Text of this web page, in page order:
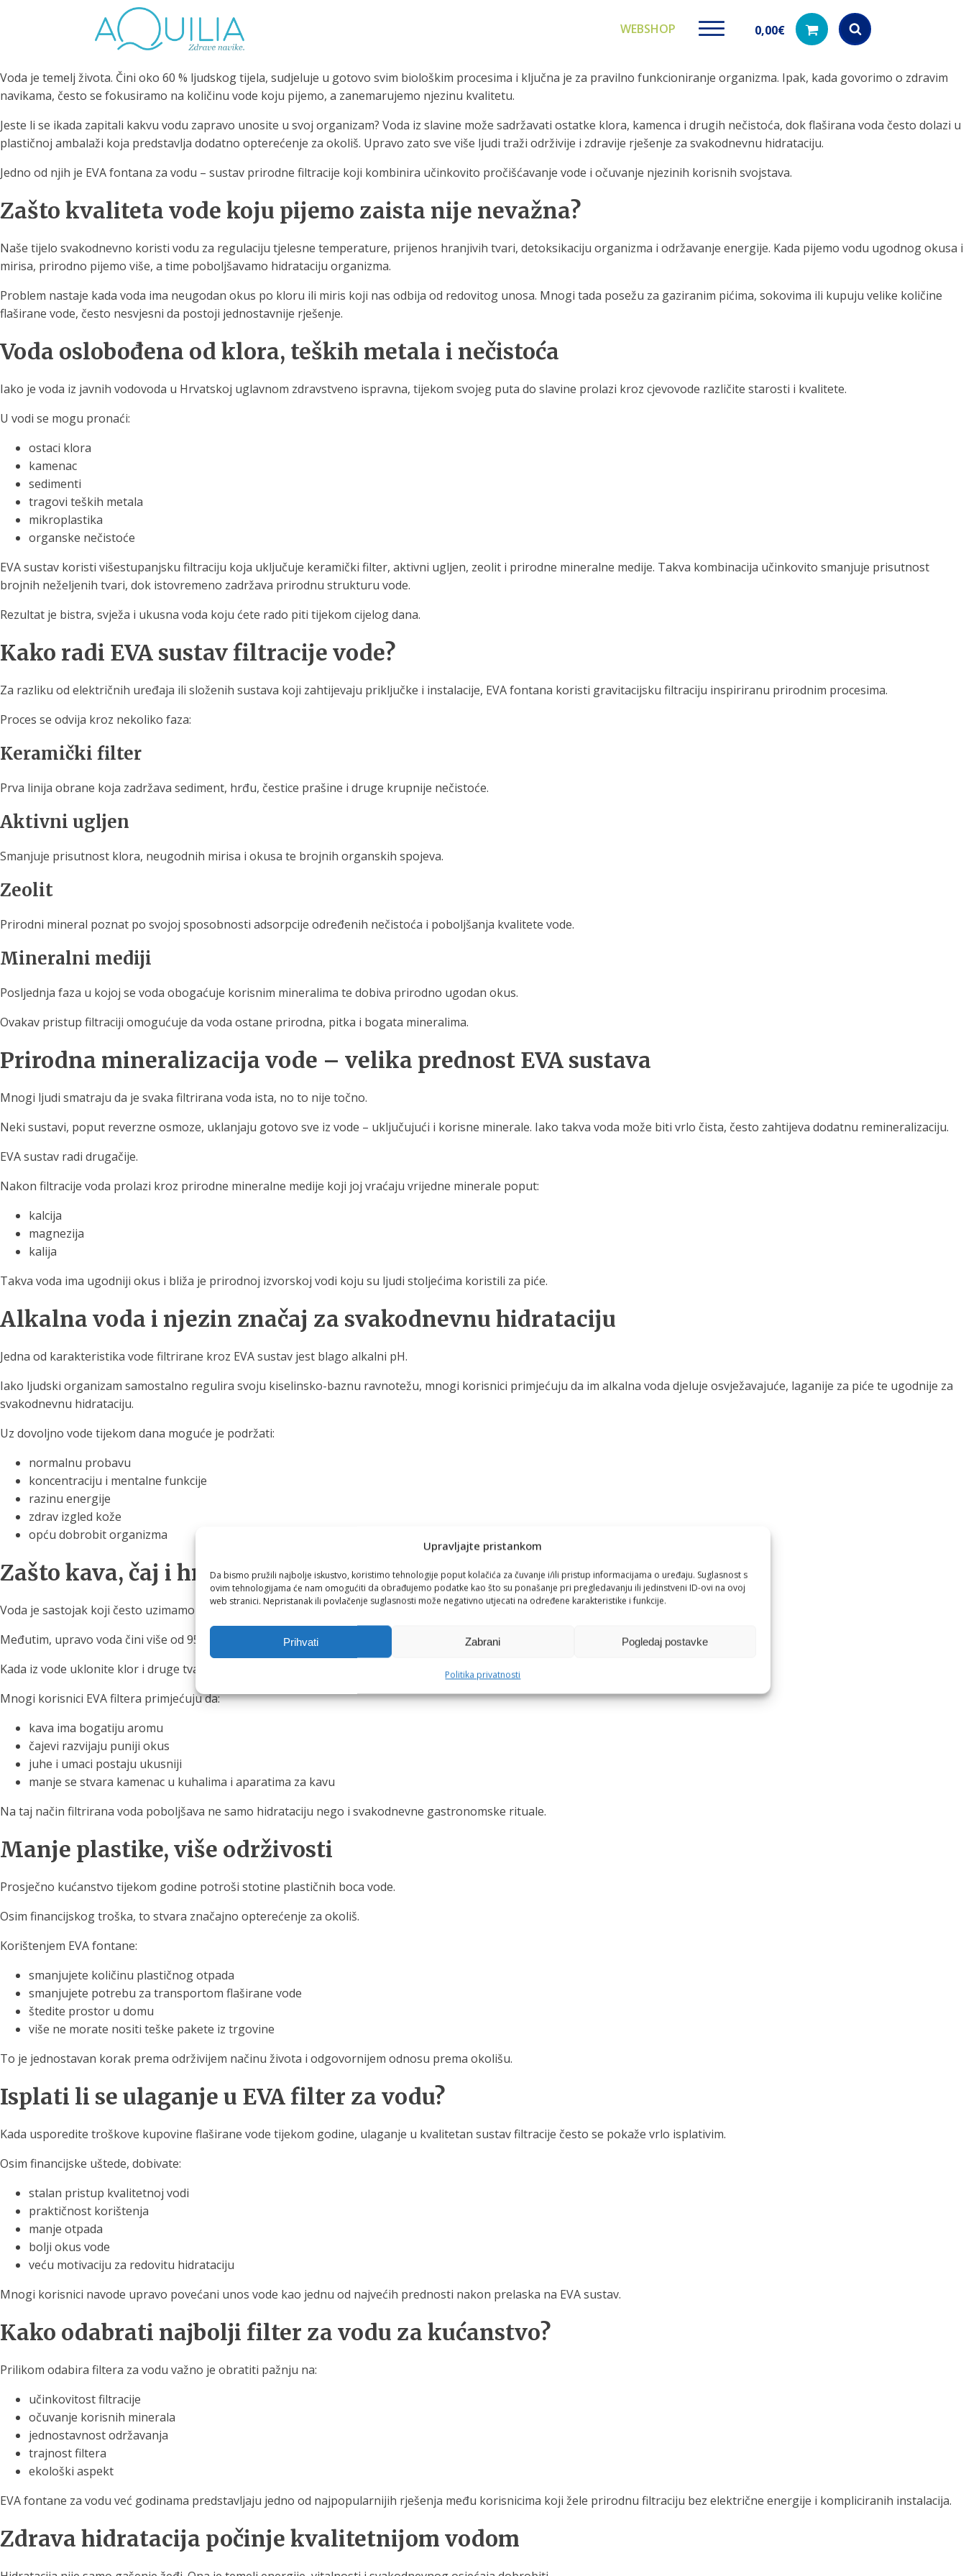
Upravljajte pristankom
Da bismo pružili najbolje iskustvo, koristimo tehnologije poput kolačića za čuvanje i/ili pristup informacijama o uređaju. Suglasnost s
ovim tehnologijama će nam omogućiti da obrađujemo podatke kao što su ponašanje pri pregledavanju ili jedinstveni ID-ovi na ovoj
web stranici. Nepristanak ili povlačenje suglasnosti može negativno utjecati na određene karakteristike i funkcije.
Prihvati Zabrani Pogledaj postavke
Politika privatnosti
WEBSHOP 0,00€
Products
Voda je temelj života. Čini oko 60 % ljudskog tijela, sudjeluje u gotovo svim biološkim procesima i ključna je za pravilno funkcioniranje organizma. Ipak, kada govorimo o zdravim
navikama, često se fokusiramo na količinu vode koju pijemo, a zanemarujemo njezinu kvalitetu.
Jeste li se ikada zapitali kakvu vodu zapravo unosite u svoj organizam? Voda iz slavine može sadržavati ostatke klora, kamenca i drugih nečistoća, dok flaširana voda često dolazi u
plastičnoj ambalaži koja predstavlja dodatno opterećenje za okoliš. Upravo zato sve više ljudi traži održivije i zdravije rješenje za svakodnevnu hidrataciju.
Jedno od njih je EVA fontana za vodu – sustav prirodne filtracije koji kombinira učinkovito pročišćavanje vode i očuvanje njezinih korisnih svojstava.
Zašto kvaliteta vode koju pijemo zaista nije nevažna?
Naše tijelo svakodnevno koristi vodu za regulaciju tjelesne temperature, prijenos hranjivih tvari, detoksikaciju organizma i održavanje energije. Kada pijemo vodu ugodnog okusa i
mirisa, prirodno pijemo više, a time poboljšavamo hidrataciju organizma.
Problem nastaje kada voda ima neugodan okus po kloru ili miris koji nas odbija od redovitog unosa. Mnogi tada posežu za gaziranim pićima, sokovima ili kupuju velike količine
flaširane vode, često nesvjesni da postoji jednostavnije rješenje.
Voda oslobođena od klora, teških metala i nečistoća
Iako je voda iz javnih vodovoda u Hrvatskoj uglavnom zdravstveno ispravna, tijekom svojeg puta do slavine prolazi kroz cjevovode različite starosti i kvalitete.
U vodi se mogu pronaći:
ostaci klora
kamenac
sedimenti
tragovi teških metala
mikroplastika
organske nečistoće
EVA sustav koristi višestupanjsku filtraciju koja uključuje keramički filter, aktivni ugljen, zeolit i prirodne mineralne medije. Takva kombinacija učinkovito smanjuje prisutnost
brojnih neželjenih tvari, dok istovremeno zadržava prirodnu strukturu vode.
Rezultat je bistra, svježa i ukusna voda koju ćete rado piti tijekom cijelog dana.
Kako radi EVA sustav filtracije vode?
Za razliku od električnih uređaja ili složenih sustava koji zahtijevaju priključke i instalacije, EVA fontana koristi gravitacijsku filtraciju inspiriranu prirodnim procesima.
Proces se odvija kroz nekoliko faza:
Keramički filter
Prva linija obrane koja zadržava sediment, hrđu, čestice prašine i druge krupnije nečistoće.
Aktivni ugljen
Smanjuje prisutnost klora, neugodnih mirisa i okusa te brojnih organskih spojeva.
Zeolit
Prirodni mineral poznat po svojoj sposobnosti adsorpcije određenih nečistoća i poboljšanja kvalitete vode.
Mineralni mediji
Posljednja faza u kojoj se voda obogaćuje korisnim mineralima te dobiva prirodno ugodan okus.
Ovakav pristup filtraciji omogućuje da voda ostane prirodna, pitka i bogata mineralima.
Prirodna mineralizacija vode – velika prednost EVA sustava
Mnogi ljudi smatraju da je svaka filtrirana voda ista, no to nije točno.
Neki sustavi, poput reverzne osmoze, uklanjaju gotovo sve iz vode – uključujući i korisne minerale. Iako takva voda može biti vrlo čista, često zahtijeva dodatnu remineralizaciju.
EVA sustav radi drugačije.
Nakon filtracije voda prolazi kroz prirodne mineralne medije koji joj vraćaju vrijedne minerale poput:
kalcija
magnezija
kalija
Takva voda ima ugodniji okus i bliža je prirodnoj izvorskoj vodi koju su ljudi stoljećima koristili za piće.
Alkalna voda i njezin značaj za svakodnevnu hidrataciju
Jedna od karakteristika vode filtrirane kroz EVA sustav jest blago alkalni pH.
Iako ljudski organizam samostalno regulira svoju kiselinsko-baznu ravnotežu, mnogi korisnici primjećuju da im alkalna voda djeluje osvježavajuće, laganije za piće te ugodnije za
svakodnevnu hidrataciju.
Uz dovoljno vode tijekom dana moguće je podržati:
normalnu probavu
koncentraciju i mentalne funkcije
razinu energije
zdrav izgled kože
opću dobrobit organizma
Zašto kava, čaj i hrana imaju bolji okus s filtriranom vodom?
Voda je sastojak koji često uzimamo zdravo za gotovo.
Međutim, upravo voda čini više od 95 % šalice kave ili čaja.
Kada iz vode uklonite klor i druge tvari koje utječu na okus, napici postaju aromatičniji i uravnoteženiji. Isto vrijedi i za kuhanje.
Mnogi korisnici EVA filtera primjećuju da:
kava ima bogatiju aromu
čajevi razvijaju puniji okus
juhe i umaci postaju ukusniji
manje se stvara kamenac u kuhalima i aparatima za kavu
Na taj način filtrirana voda poboljšava ne samo hidrataciju nego i svakodnevne gastronomske rituale.
Manje plastike, više održivosti
Prosječno kućanstvo tijekom godine potroši stotine plastičnih boca vode.
Osim financijskog troška, to stvara značajno opterećenje za okoliš.
Korištenjem EVA fontane:
smanjujete količinu plastičnog otpada
smanjujete potrebu za transportom flaširane vode
štedite prostor u domu
više ne morate nositi teške pakete iz trgovine
To je jednostavan korak prema održivijem načinu života i odgovornijem odnosu prema okolišu.
Isplati li se ulaganje u EVA filter za vodu?
Kada usporedite troškove kupovine flaširane vode tijekom godine, ulaganje u kvalitetan sustav filtracije često se pokaže vrlo isplativim.
Osim financijske uštede, dobivate:
stalan pristup kvalitetnoj vodi
praktičnost korištenja
manje otpada
bolji okus vode
veću motivaciju za redovitu hidrataciju
Mnogi korisnici navode upravo povećani unos vode kao jednu od najvećih prednosti nakon prelaska na EVA sustav.
Kako odabrati najbolji filter za vodu za kućanstvo?
Prilikom odabira filtera za vodu važno je obratiti pažnju na:
učinkovitost filtracije
očuvanje korisnih minerala
jednostavnost održavanja
trajnost filtera
ekološki aspekt
EVA fontane za vodu već godinama predstavljaju jedno od najpopularnijih rješenja među korisnicima koji žele prirodnu filtraciju bez električne energije i kompliciranih instalacija.
Zdrava hidratacija počinje kvalitetnijom vodom
Tuš glave
filtriranje vode za
tuširanje
Vrčevi za filtriranje
Potpuno prijenosno rješenje
za sigurnu i čistu vodu za piće
Boce za filtriranje
vode
Potpuno prijenosno rješenje
za sigurnu i čistu vodu za piće
Zamjenski dijelovi
Zamjenski dijelovi za naše
Akcijski paketi
Proizvodi na akciji
Ugradbeni filteri za